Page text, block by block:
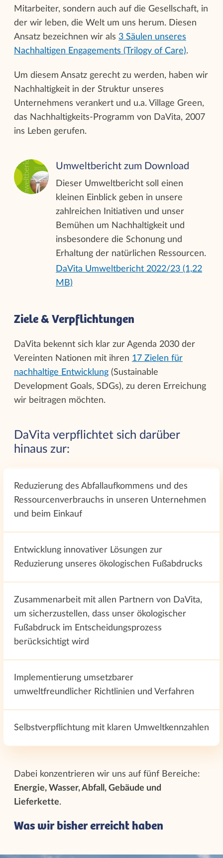
Mitarbeiter, sondern auch auf die Gesellschaft, in
der wir leben, die Welt um uns herum. Diesen
Ansatz bezeichnen wir als 3 Säulen unseres
Nachhaltigen Engagements (Trilogy of Care).
Um diesem Ansatz gerecht zu werden, haben wir
Nachhaltigkeit in der Struktur unseres
Unternehmens verankert und u.a. Village Green,
das Nachhaltigkeits-Programm von DaVita, 2007
ins Leben gerufen.
Umweltbericht zum Download
Dieser Umweltbericht soll einen
kleinen Einblick geben in unsere
zahlreichen Initiativen und unser
Bemühen um Nachhaltigkeit und
insbesondere die Schonung und
Erhaltung der natürlichen Ressourcen.
DaVita Umweltbericht 2022/23 (1,22
MB)
Ziele & Verpflichtungen
DaVita bekennt sich klar zur Agenda 2030 der
Vereinten Nationen mit ihren 17 Zielen für
nachhaltige Entwicklung (Sustainable
Development Goals, SDGs), zu deren Erreichung
wir beitragen möchten.
DaVita verpflichtet sich darüber
hinaus zur:
Reduzierung des Abfallaufkommens und des
Ressourcenverbrauchs in unseren Unternehmen
und beim Einkauf
Entwicklung innovativer Lösungen zur
Reduzierung unseres ökologischen Fußabdrucks
Zusammenarbeit mit allen Partnern von DaVita,
um sicherzustellen, dass unser ökologischer
Fußabdruck im Entscheidungsprozess
berücksichtigt wird
Implementierung umsetzbarer
umweltfreundlicher Richtlinien und Verfahren
Selbstverpflichtung mit klaren Umweltkennzahlen
Dabei konzentrieren wir uns auf fünf Bereiche:
Energie, Wasser, Abfall, Gebäude und
Lieferkette.
Was wir bisher erreicht haben